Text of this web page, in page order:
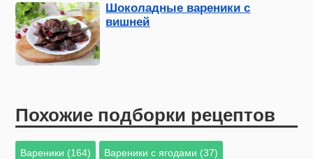
Шоколадные вареники с
вишней
Похожие подборки рецептов
Вареники (164) Вареники с ягодами (37)